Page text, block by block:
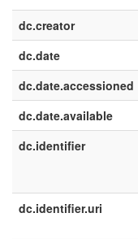
dc.creator
dc.date
dc.date.accessioned
dc.date.available
dc.identifier
dc.identifier.uri